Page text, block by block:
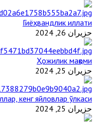
Гиёҳвандлик иллати
حزيران 26, 2024
Ҳожилик мақоми
حزيران 25, 2024
кенг яйловлар ўлкаси
حزيران 25, 2024